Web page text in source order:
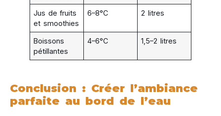
Jus de fruits
et smoothies
6–8°C 2 litres
Boissons
pétillantes
4–6°C 1,5–2 litres
Conclusion : Créer l’ambiance
parfaite au bord de l’eau